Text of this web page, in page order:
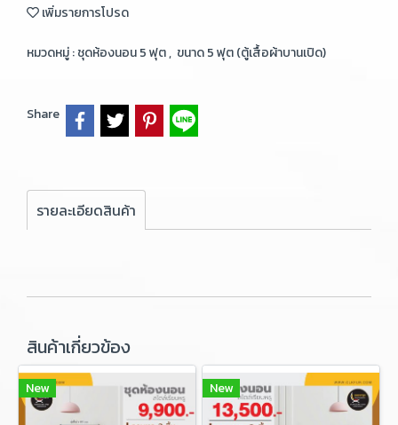
เพิ่มรายการโปรด
หมวดหมู่ :ชุดห้องนอน 5 ฟุต, ขนาด 5 ฟุต (ตู้เสื้อผ้าบานเปิด)
Share
รายละเอียดสินค้า
สินค้าเกี่ยวข้อง
New New